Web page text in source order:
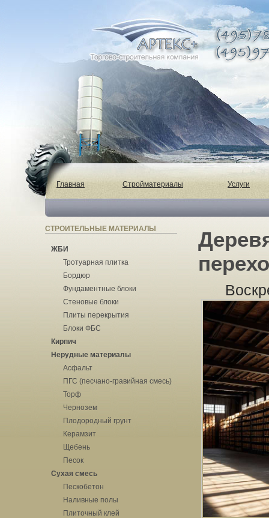
Главная Стройматериалы Услуги
СТРОИТЕЛЬНЫЕ МАТЕРИАЛЫ
ЖБИ
Тротуарная плитка
Бордюр
Фундаментные блоки
Стеновые блоки
Плиты перекрытия
Блоки ФБС
Кирпич
Нерудные материалы
Асфальт
ПГС (песчано-гравийная смесь)
Торф
Чернозем
Плодородный грунт
Керамзит
Щебень
Песок
Сухая смесь
Пескобетон
Наливные полы
Плиточный клей